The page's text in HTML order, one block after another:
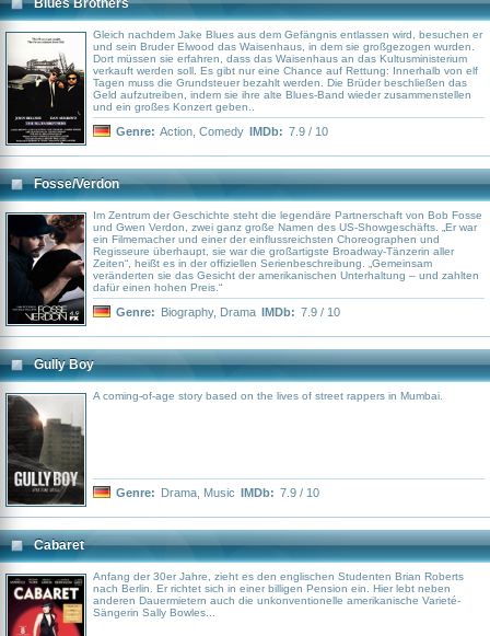
Blues Brothers
Gleich nachdem Jake Blues aus dem Gefängnis entlassen wird, besuchen er
und sein Bruder Elwood das Waisenhaus, in dem sie großgezogen wurden.
Dort müssen sie erfahren, dass das Waisenhaus an das Kultusministerium
verkauft werden soll. Es gibt nur eine Chance auf Rettung: Innerhalb von elf
Tagen muss die Grundsteuer bezahlt werden. Die Brüder beschließen das
Geld aufzutreiben, indem sie ihre alte Blues-Band wieder zusammenstellen
und ein großes Konzert geben..
Genre: Action Comedy IMDb: 7.9 / 10
Fosse/Verdon
Im Zentrum der Geschichte steht die legendäre Partnerschaft von Bob Fosse
und Gwen Verdon, zwei ganz große Namen des US-Showgeschäfts. „Er war
ein Filmemacher und einer der einflussreichsten Choreographen und
Regisseure überhaupt, sie war die großartigste Broadway-Tänzerin aller
Zeiten“, heißt es in der offiziellen Serienbeschreibung. „Gemeinsam
veränderten sie das Gesicht der amerikanischen Unterhaltung – und zahlten
dafür einen hohen Preis.“
Genre: Biography, Drama IMDb: 7.9 / 10
Gully Boy
A coming-of-age story based on the lives of street rappers in Mumbai.
Genre: Drama Music IMDb: 7.9 / 10
Cabaret
Anfang der 30er Jahre, zieht es den englischen Studenten Brian Roberts
nach Berlin. Er richtet sich in einer billigen Pension ein. Hier lebt neben
anderen Dauermietern auch die unkonventionelle amerikanische Varieté-
Sängerin Sally Bowles...